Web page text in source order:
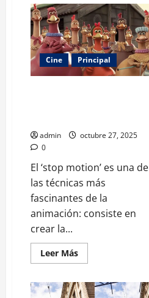
Morelia
se
prepara
para
su
gran
cita
con
el
para
Cine Principal
admin
octubre 27, 2025
0
El ‘stop motion’ es una de
las técnicas más
fascinantes de la
animación: consiste en
crear la...
Leer MásLeer
más
Cinco
joyas